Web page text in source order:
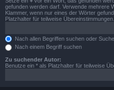
gefunden werden darf. Verwende mehrere
Klammer, wenn nur eines der Wörter
Platzhalter für teilweise Übereinstimmungen.
Nach allen Begriffen suchen oder
Nach einem Begriff suchen
Zu suchender Autor:
Benutze ein * als Platzhalter für teilweise